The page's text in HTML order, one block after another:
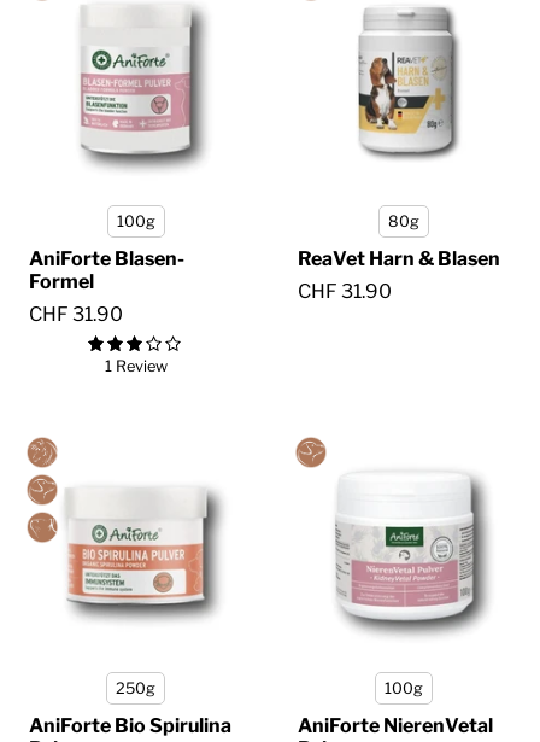
100g
AniForte Blasen-
Formel
CHF 31.90
1 Review
80g
ReaVet Harn & Blasen
CHF 31.90
250g
AniForte Bio Spirulina
100g
AniForte NierenVetal